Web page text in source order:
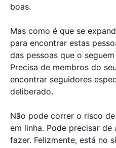
boas.
Mas como é que se
para encontrar estas
das pessoas que o
Precisa de membros do
encontrar seguidores
deliberado.
Não pode correr o risco
em linha. Pode precisar
fazer. Felizmente, está no